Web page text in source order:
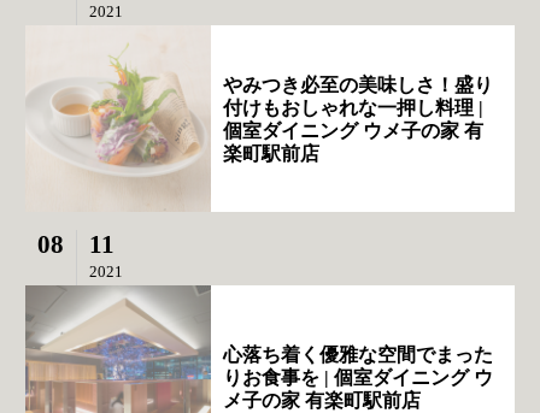
2021
やみつき必至の美味しさ！盛り
付けもおしゃれな一押し料理 |
個室ダイニング ウメ子の家 有
楽町駅前店
08 11
2021
心落ち着く優雅な空間でまった
りお食事を | 個室ダイニング ウ
メ子の家 有楽町駅前店